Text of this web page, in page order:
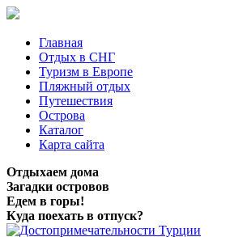
Главная
Отдых в СНГ
Туризм в Европе
Пляжный отдых
Путешествия
Острова
Каталог
Карта сайта
Отдыхаем дома
Загадки островов
Едем в горы!
Куда поехать в отпуск?